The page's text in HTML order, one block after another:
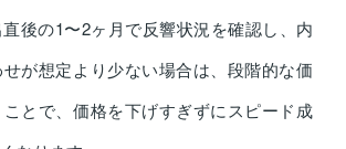
後の1〜2ヶ月で反響状況を確認し、内
が想定より少ない場合は、段階的な価
とで、価格を下げすぎずにスピード成